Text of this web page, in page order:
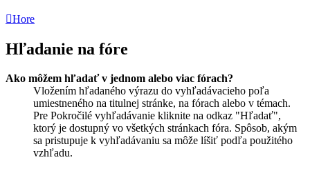
Hore
Hľadanie na fóre
Ako môžem hľadať v jednom alebo viac fórach?
Vložením hľadaného výrazu do vyhľadávacieho poľa
umiestneného na titulnej stránke, na fórach alebo v témach.
Pre Pokročilé vyhľadávanie kliknite na odkaz "Hľadať",
ktorý je dostupný vo všetkých stránkach fóra. Spôsob, akým
sa pristupuje k vyhľadávaniu sa môže líšiť podľa použitého
vzhľadu.